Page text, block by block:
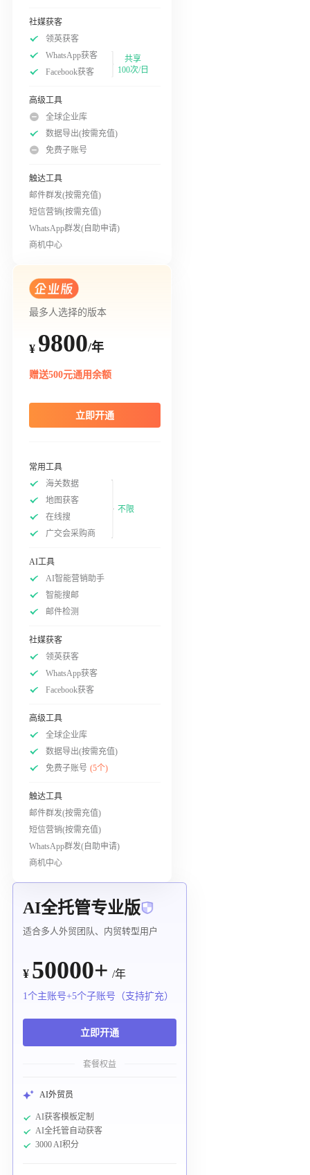
社媒获客
领英获客
WhatsApp获客
Facebook获客
共享
100次/日
高级工具
全球企业库
数据导出(按需充值)
免费子账号
触达工具
邮件群发(按需充值)
短信营销(按需充值)
WhatsApp群发(自助申请)
商机中心
最多人选择的版本
¥ 9800/年
赠送500元通用余额
立即开通
常用工具
海关数据
地图获客
在线搜
广交会采购商
不限
AI工具
AI智能营销助手
智能搜邮
邮件检测
社媒获客
领英获客
WhatsApp获客
Facebook获客
高级工具
全球企业库
数据导出(按需充值)
免费子账号 (5个)
触达工具
邮件群发(按需充值)
短信营销(按需充值)
WhatsApp群发(自助申请)
商机中心
AI全托管专业版
适合多人外贸团队、内贸转型用户
¥ 50000+ /年
1个主账号+5个子账号（支持扩充）
立即开通
套餐权益
AI外贸员
AI获客模板定制
AI全托管自动获客
3000 AI积分